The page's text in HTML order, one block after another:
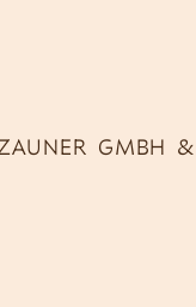
GMBH &